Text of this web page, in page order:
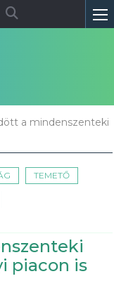
a mindenszenteki
TEMETŐ
piacon is